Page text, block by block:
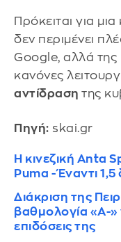
Πρόκειται για
δεν περιμένει
Google, αλλά της
κανόνες
αντίδραση της
Πηγή: skai.gr
Η κινεζική Anta
Puma - Έναντι 1,5
Διάκριση της
βαθμολογία «A-»
επιδόσεις της